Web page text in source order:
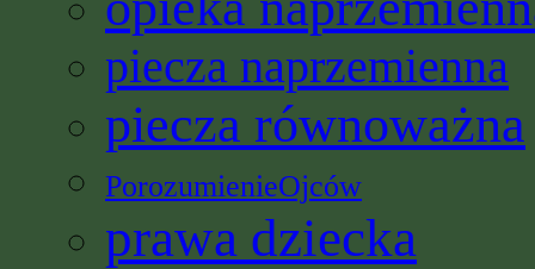
piecza naprzemienna
piecza równoważna
PorozumienieOjców
prawa dziecka